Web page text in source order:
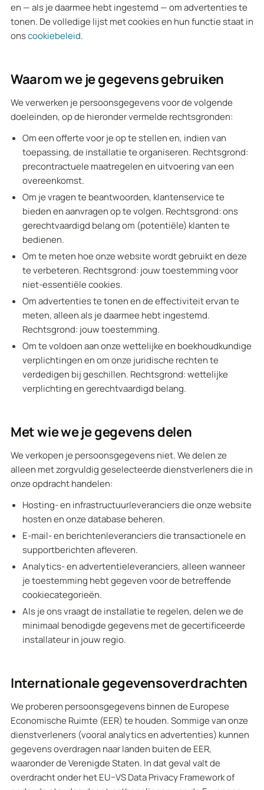
en — als je daarmee hebt ingestemd — om advertenties te
tonen. De volledige lijst met cookies en hun functie staat in
onscookiebeleid.
Waarom we je gegevens gebruiken
We verwerken je persoonsgegevens voor de volgende
doeleinden, op de hieronder vermelde rechtsgronden:
Om een offerte voor je op te stellen en, indien van
toepassing, de installatie te organiseren. Rechtsgrond:
precontractuele maatregelen en uitvoering van een
overeenkomst.
Om je vragen te beantwoorden, klantenservice te
bieden en aanvragen op te volgen. Rechtsgrond: ons
gerechtvaardigd belang om (potentiële) klanten te
bedienen.
Om te meten hoe onze website wordt gebruikt en deze
te verbeteren. Rechtsgrond: jouw toestemming voor
niet-essentiële cookies.
Om advertenties te tonen en de effectiviteit ervan te
meten, alleen als je daarmee hebt ingestemd.
Rechtsgrond: jouw toestemming.
Om te voldoen aan onze wettelijke en boekhoudkundige
verplichtingen en om onze juridische rechten te
verdedigen bij geschillen. Rechtsgrond: wettelijke
verplichting en gerechtvaardigd belang.
Met wie we je gegevens delen
We verkopen je persoonsgegevens niet. We delen ze
alleen met zorgvuldig geselecteerde dienstverleners die in
onze opdracht handelen:
Hosting- en infrastructuurleveranciers die onze website
hosten en onze database beheren.
E-mail- en berichtenleveranciers die transactionele en
supportberichten afleveren.
Analytics- en advertentieleveranciers, alleen wanneer
je toestemming hebt gegeven voor de betreffende
cookiecategorieën.
Als je ons vraagt de installatie te regelen, delen we de
minimaal benodigde gegevens met de gecertificeerde
installateur in jouw regio.
Internationale gegevensoverdrachten
We proberen persoonsgegevens binnen de Europese
Economische Ruimte (EER) te houden. Sommige van onze
dienstverleners (vooral analytics en advertenties) kunnen
gegevens overdragen naar landen buiten de EER,
waaronder de Verenigde Staten. In dat geval valt de
overdracht onder het EU–VS Data Privacy Framework of